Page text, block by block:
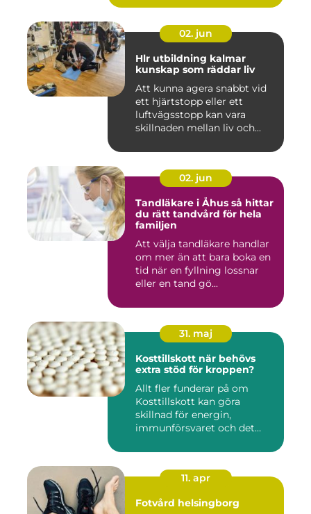
02. jun
Hlr utbildning kalmar
kunskap som räddar liv
Att kunna agera snabbt vid
ett hjärtstopp eller ett
luftvägsstopp kan vara
skillnaden mellan liv och...
02. jun
Tandläkare i Åhus så hittar
du rätt tandvård för hela
familjen
Att välja tandläkare handlar
om mer än att bara boka en
tid när en fyllning lossnar
eller en tand gö...
31. maj
Kosttillskott när behövs
extra stöd för kroppen?
Allt fler funderar på om
Kosttillskott kan göra
skillnad för energin,
immunförsvaret och det
11. apr
Fotvård helsingborg